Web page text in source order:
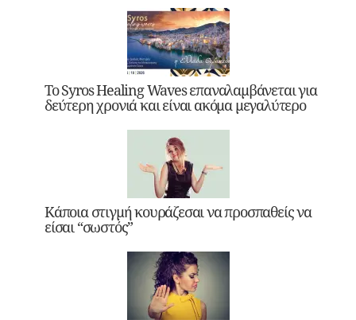
Το Syros Healing Waves επαναλαμβάνεται για
δεύτερη χρονιά και είναι ακόμα μεγαλύτερο
Κάποια στιγμή κουράζεσαι να προσπαθείς να
είσαι “σωστός”